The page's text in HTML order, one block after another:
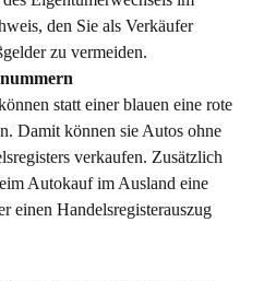
den Sie als Verkäufer
zu vermeiden.
statt einer blauen eine rote
Damit können sie Autos ohne
verkaufen. Zusätzlich
Autokauf im Ausland eine
einen Handelsregisterauszug